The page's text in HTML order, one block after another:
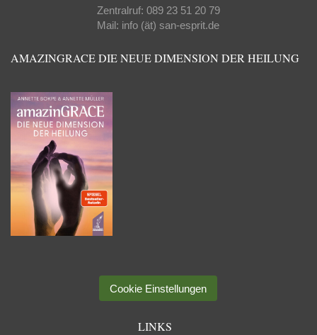
Zentralruf: 089 23 51 20 79
Mail: info (ät) san-esprit.de
AMAZINGRACE DIE NEUE DIMENSION DER HEILUNG
Cookie Einstellungen
LINKS